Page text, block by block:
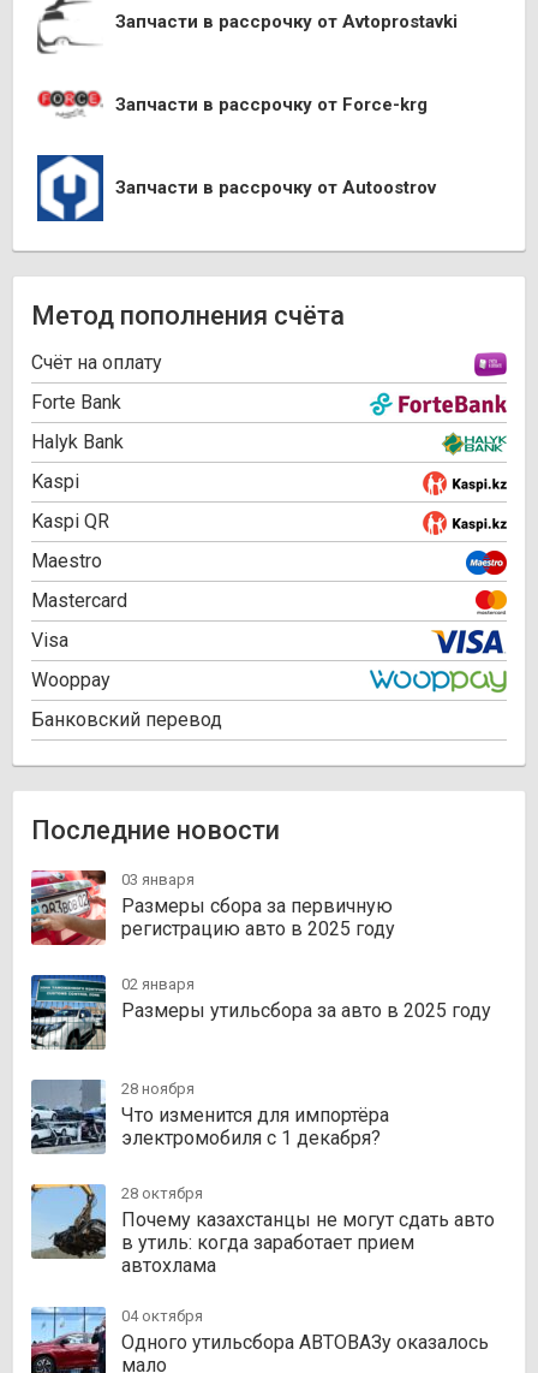
Запчасти в рассрочку от Avtoprostavki
Запчасти в рассрочку от Force-krg
Запчасти в рассрочку от Autoostrov
Метод пополнения счёта
Cчёт на оплату
Forte Bank
Halyk Bank
Kaspi
Kaspi QR
Maestro
Mastercard
Visa
Wooppay
Банковский перевод
Последние новости
03 января
Размеры сбора за первичную
регистрацию авто в 2025 году
02 января
Размеры утильсбора за авто в 2025 году
28 ноября
Что изменится для импортёра
электромобиля с 1 декабря?
28 октября
Почему казахстанцы не могут сдать авто
в утиль: когда заработает прием
автохлама
04 октября
Одного утильсбора АВТОВАЗу оказалось
мало